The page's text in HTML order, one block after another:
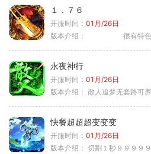
１．７６
开服时间： 01月/26日
版本介绍：
很有特
永夜神行
开服时间： 01月/26日
版本介绍： 散人追梦无套路可
快餐超超超变变变
开服时间： 01月/26日
版本介绍： 切割１秒９９９９９刀